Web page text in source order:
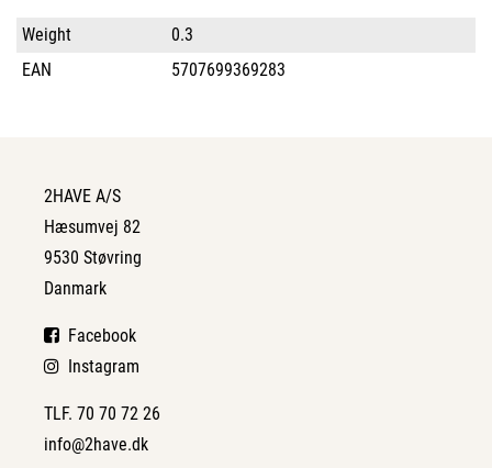
Weight
0.3
EAN
5707699369283
2HAVE A/S
Hæsumvej 82
9530 Støvring
Danmark
Facebook
Instagram
TLF. 70 70 72 26
info@2have.dk